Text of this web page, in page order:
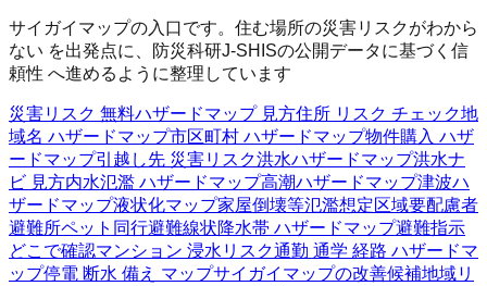
サイガイマップの入口です。住む場所の災害リスクがわから
ない を出発点に、防災科研J-SHISの公開データに基づく信
頼性 へ進めるように整理しています
災害リスク 無料ハザードマップ 見方住所 リスク チェック地
域名 ハザードマップ市区町村 ハザードマップ物件購入 ハザ
ードマップ引越し先 災害リスク洪水ハザードマップ洪水ナ
ビ 見方内水氾濫 ハザードマップ高潮ハザードマップ津波ハ
ザードマップ液状化マップ家屋倒壊等氾濫想定区域要配慮者
避難所ペット同行避難線状降水帯 ハザードマップ避難指示
どこで確認マンション 浸水リスク通勤 通学 経路 ハザードマ
ップ停電 断水 備え マップサイガイマップの改善候補地域リ